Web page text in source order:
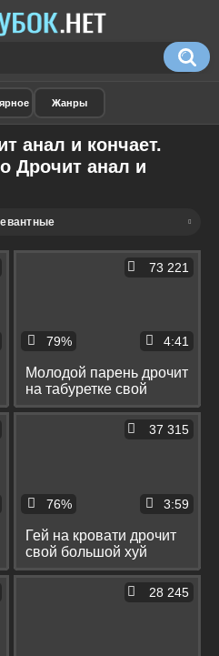
Дрочит анал и
79%
73 221
4:41
Молодой парень дрочит
на табуретке свой
большой хуй и кончает
76%
37 315
3:59
Гей на кровати дрочит
свой большой хуй
колготками и кончает
себе на бритый лобок
28 245